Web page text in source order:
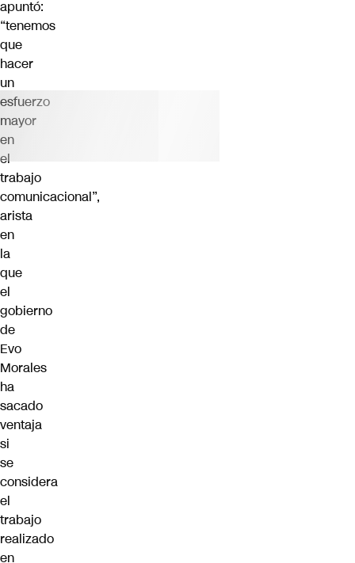
apuntó:
“tenemos
que
hacer
un
esfuerzo
mayor
en
el
trabajo
comunicacional”,
arista
en
la
que
el
gobierno
de
Evo
Morales
ha
sacado
ventaja
si
se
considera
el
trabajo
realizado
en